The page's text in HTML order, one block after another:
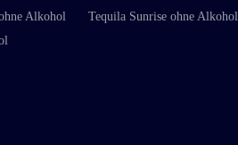
Alkohol Tequila Sunrise ohne Alkohol